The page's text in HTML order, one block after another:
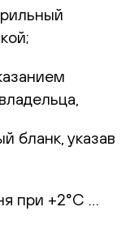
бланк, указав
при +2°С …